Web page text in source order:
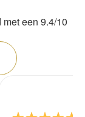
een 9.4/10